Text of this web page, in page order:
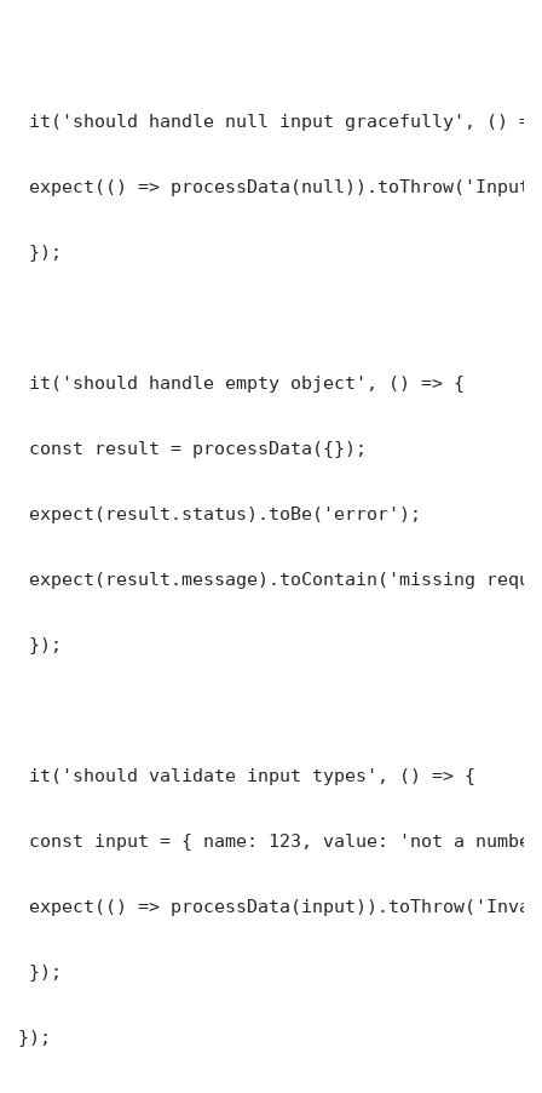
it('should handle null input gracefully', ()
expect(() =>
});
it('should handle empty object', () => {
const result = processData({});
expect(result.status).toBe('error');
expect(result.message).toContain('missing
});
it('should validate input types', () => {
const input = { name: 123, value: 'not a
expect(() =>
});
});